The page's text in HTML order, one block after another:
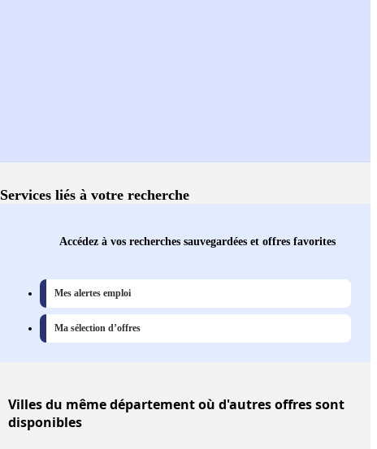
Services liés à votre recherche
Accédez à vos recherches sauvegardées et offres favorites
Mes alertes emploi
Ma sélection d’offres
Villesdu même département où d'autres offres sont
disponibles